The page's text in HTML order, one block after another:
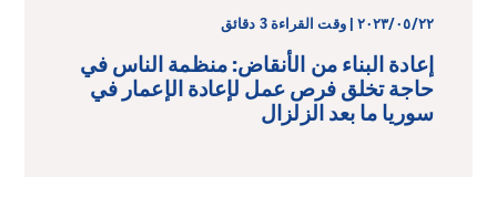
٢٢‏/٠٥‏/٢٠٢٣ | وقت القراءة 3 دقائق
إعادة البناء من الأنقاض: منظمة الناس في
حاجة تخلق فرص عمل لإعادة الإعمار في
سوريا ما بعد الزلزال